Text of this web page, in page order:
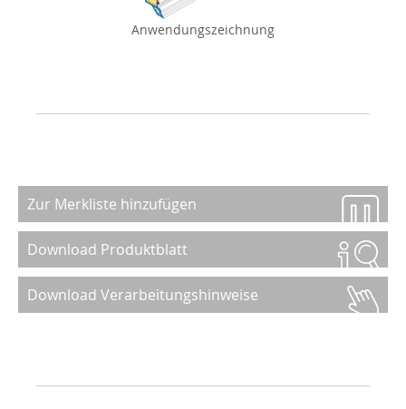
Anwendungszeichnung
Zur Merkliste hinzufügen
Download Produktblatt
Download Verarbeitungshinweise